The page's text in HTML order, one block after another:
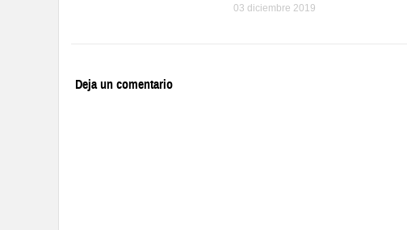
03 diciembre 2019
Deja un comentario